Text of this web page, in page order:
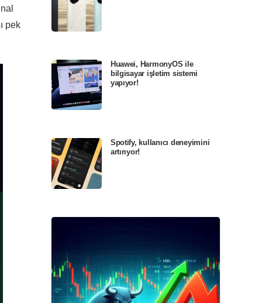
pek
Huawei, HarmonyOS ile
bilgisayar işletim sistemi
yapıyor!
Spotify, kullanıcı deneyimini
artırıyor!